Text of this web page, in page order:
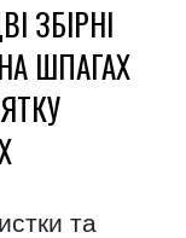
ЗБІРНІ
ШПАГАХ
та